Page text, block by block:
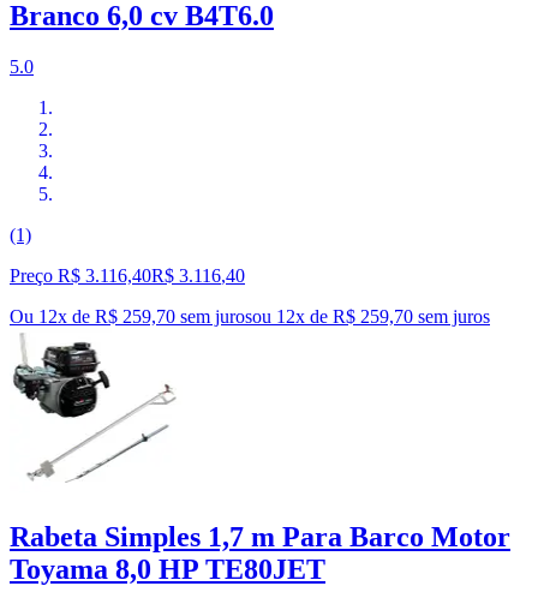
Branco 6,0 cv B4T6.0
5.0
(1)
Preço R$ 3.116,40R$ 3.116,40
Ou 12x de R$ 259,70 sem jurosou 12x de R$ 259,70 sem juros
Rabeta Simples 1,7 m Para Barco Motor
Toyama 8,0 HP TE80JET